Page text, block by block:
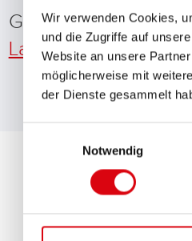
Wir verwenden Cookies,
und die Zugriffe auf
Website an unsere
möglicherweise mit
der Dienste gesammelt
Notwendig
Gönnen Sie Ihrer
Ladegerätder Serie